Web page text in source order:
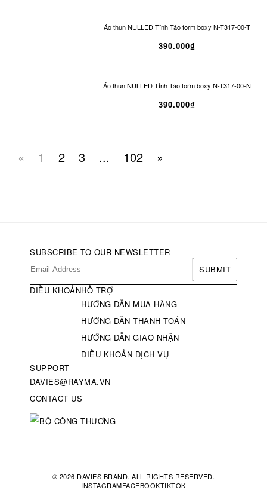
Áo thun NULLED Tỉnh Táo form boxy N-T317-00-T
390.000₫
Áo thun NULLED Tỉnh Táo form boxy N-T317-00-N
390.000₫
« 1 2 3 ... 102 »
SUBSCRIBE TO OUR NEWSLETTER
SUBMIT
ĐIỀU KHOẢNHỖ TRỢ
HƯỚNG DẪN MUA HÀNG
HƯỚNG DẪN THANH TOÁN
HƯỚNG DẪN GIAO NHẬN
ĐIỀU KHOẢN DỊCH VỤ
SUPPORT
DAVIES@RAYMA.VN
CONTACT US
© 2026 DAVIES BRAND. ALL RIGHTS RESERVED.
INSTAGRAMFACEBOOKTIKTOK